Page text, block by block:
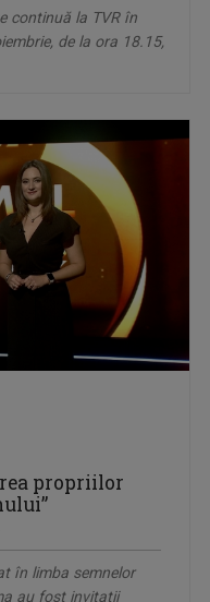
continuă la TVR în
de la ora 18.15,
propriilor
în limba semnelor
au fost invitaţii